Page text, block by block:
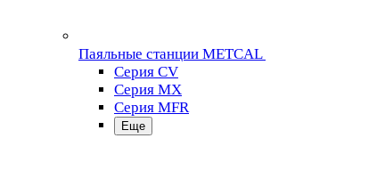
Паяльные станции METCAL
Серия CV
Серия MX
Серия MFR
Еще